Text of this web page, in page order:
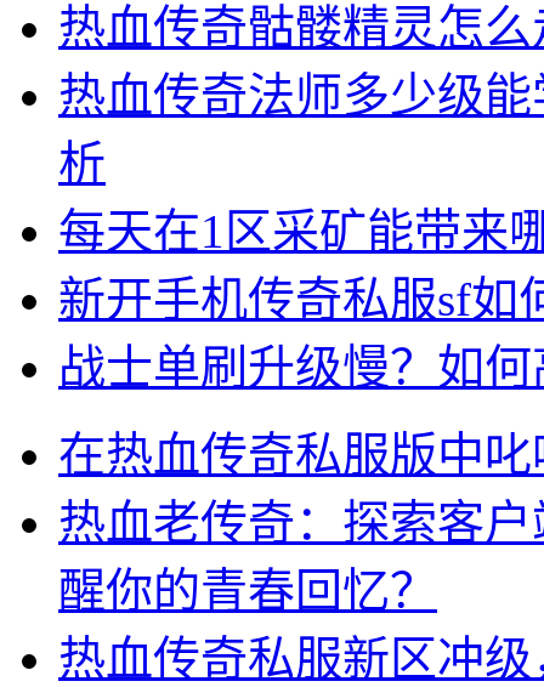
热血传奇骷髅精灵怎
热血传奇法师多少级
析
每天在1区采矿能带来
新开手机传奇私服sf如
战士单刷升级慢？如
在热血传奇私服版中
热血老传奇：探索客
醒你的青春回忆？
热血传奇私服新区冲